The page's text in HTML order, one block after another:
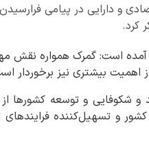
و دارایی در پیامی
کرد.
آمده است: گمرک همواره نقش
اهمیت بیشتری نیز برخوردار
و شکوفایی و توسعه کشورها
کشور و تسهیل‌کننده